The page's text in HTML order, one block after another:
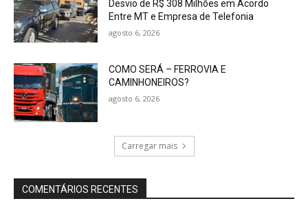
Desvio de R$ 308 Milhões em Acordo
Entre MT e Empresa de Telefonia
agosto 6, 2026
COMO SERÁ – FERROVIA E
CAMINHONEIROS?
agosto 6, 2026
Carregar mais
COMENTÁRIOS RECENTES